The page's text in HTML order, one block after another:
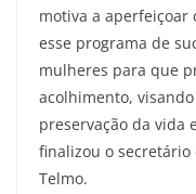
motiva a aperfeiçoar
esse programa de
mulheres para que
acolhimento,
preservação da vida
finalizou o secretário
Telmo.